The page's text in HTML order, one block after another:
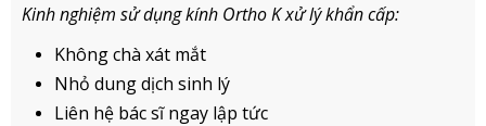
Kinh nghiệm sử dụng kính Ortho K xử lý khẩn cấp:
Không chà xát mắt
Nhỏ dung dịch sinh lý
Liên hệ bác sĩ ngay lập tức